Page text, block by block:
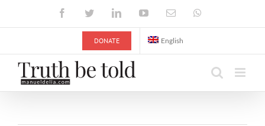
FacebookTwitterLinkedInYouTubeEmail
DONATE English